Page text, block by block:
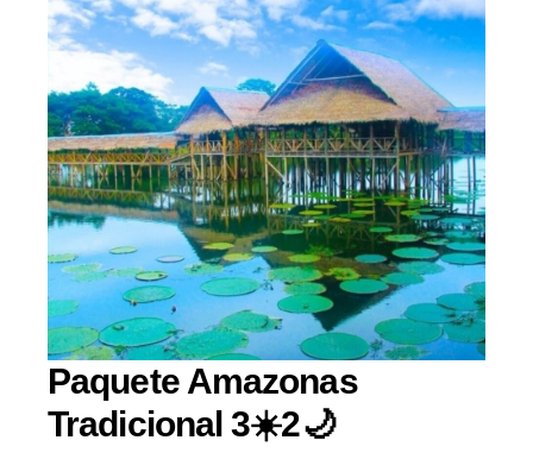
Paquete Amazonas
Tradicional 3☀️2🌙